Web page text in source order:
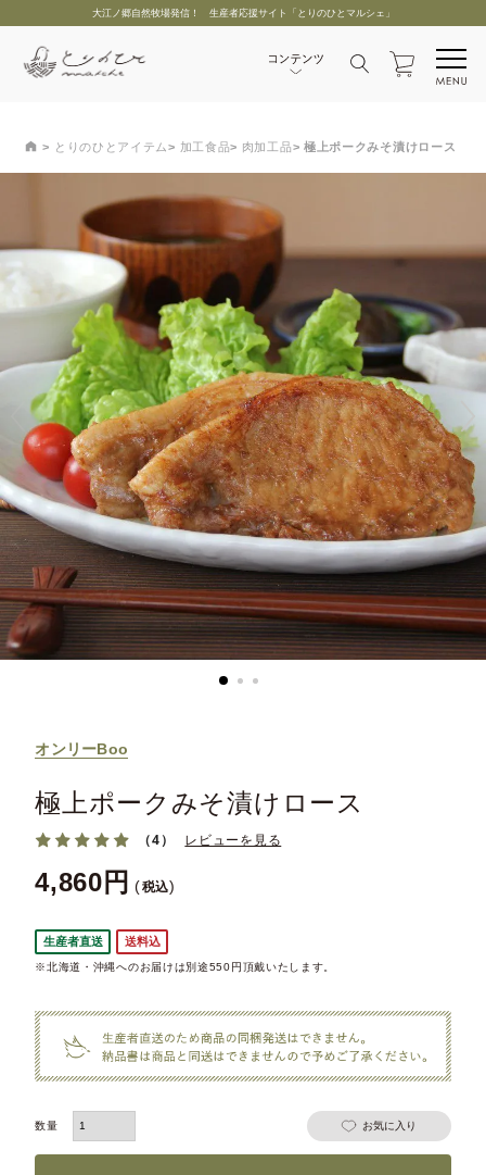
大江ノ郷自然牧場発信！ 生産者応援サイト「とりのひとマルシェ」
とりのひとアイテム 加工食品 肉加工品 極上ポークみそ漬けロース
オンリーBoo
極上ポークみそ漬けロース
（4） レビューを見る
4,860 税込
生産者直送 送料込
※北海道・沖縄へのお届けは別途550円頂戴いたします。
お気に入り